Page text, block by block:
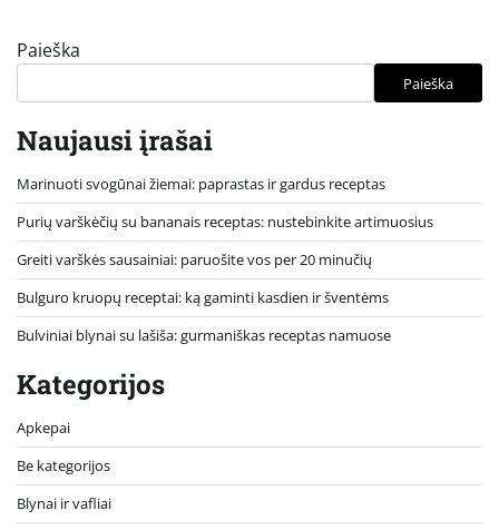
Paieška
Paieška
Naujausi įrašai
Marinuoti svogūnai žiemai: paprastas ir gardus receptas
Purių varškėčių su bananais receptas: nustebinkite artimuosius
Greiti varškės sausainiai: paruošite vos per 20 minučių
Bulguro kruopų receptai: ką gaminti kasdien ir šventėms
Bulviniai blynai su lašiša: gurmaniškas receptas namuose
Kategorijos
Apkepai
Be kategorijos
Blynai ir vafliai